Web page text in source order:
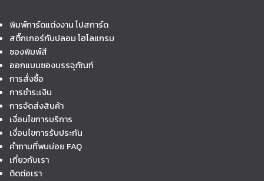
พิมพ์การ์ดแต่งงาน โปสการ์ด
สติ๊กเกอร์กันปลอม โฮโลแกรม
ซองพิมพ์สี
ออกแบบซองบรรจุภัณฑ์
การสั่งซื้อ
การชำระเงิน
การจัดส่งสินค้า
เงื่อนไขการบริการ
เงื่อนไขการรับประกัน
คำถามที่พบบ่อย FAQ
เกี่ยวกับเรา
ติดต่อเรา